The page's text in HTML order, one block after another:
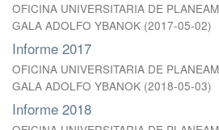
OFICINA UNIVERSITARIA DE
GALA ADOLFO YBANOK (2017-05-02)
Informe 2017
OFICINA UNIVERSITARIA DE
GALA ADOLFO YBANOK (2018-05-03)
Informe 2018